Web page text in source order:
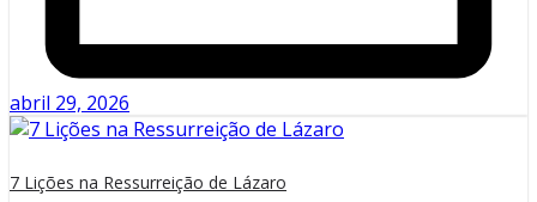
abril 29, 2026
7 Lições na Ressurreição de Lázaro